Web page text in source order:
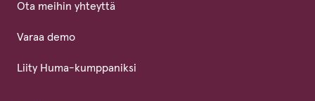
Ota meihin yhteyttä
Varaa demo
Liity Huma-kumppaniksi